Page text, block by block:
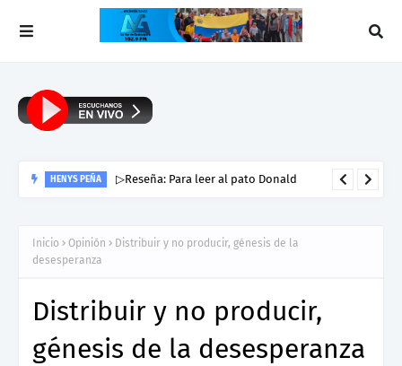
HENYS PEÑA ▷Reseña: Para leer al pato Donald
Inicio Opinión
Distribuir y no producir, génesis de la
desesperanza
Distribuir y no producir,
génesis de la desesperanza